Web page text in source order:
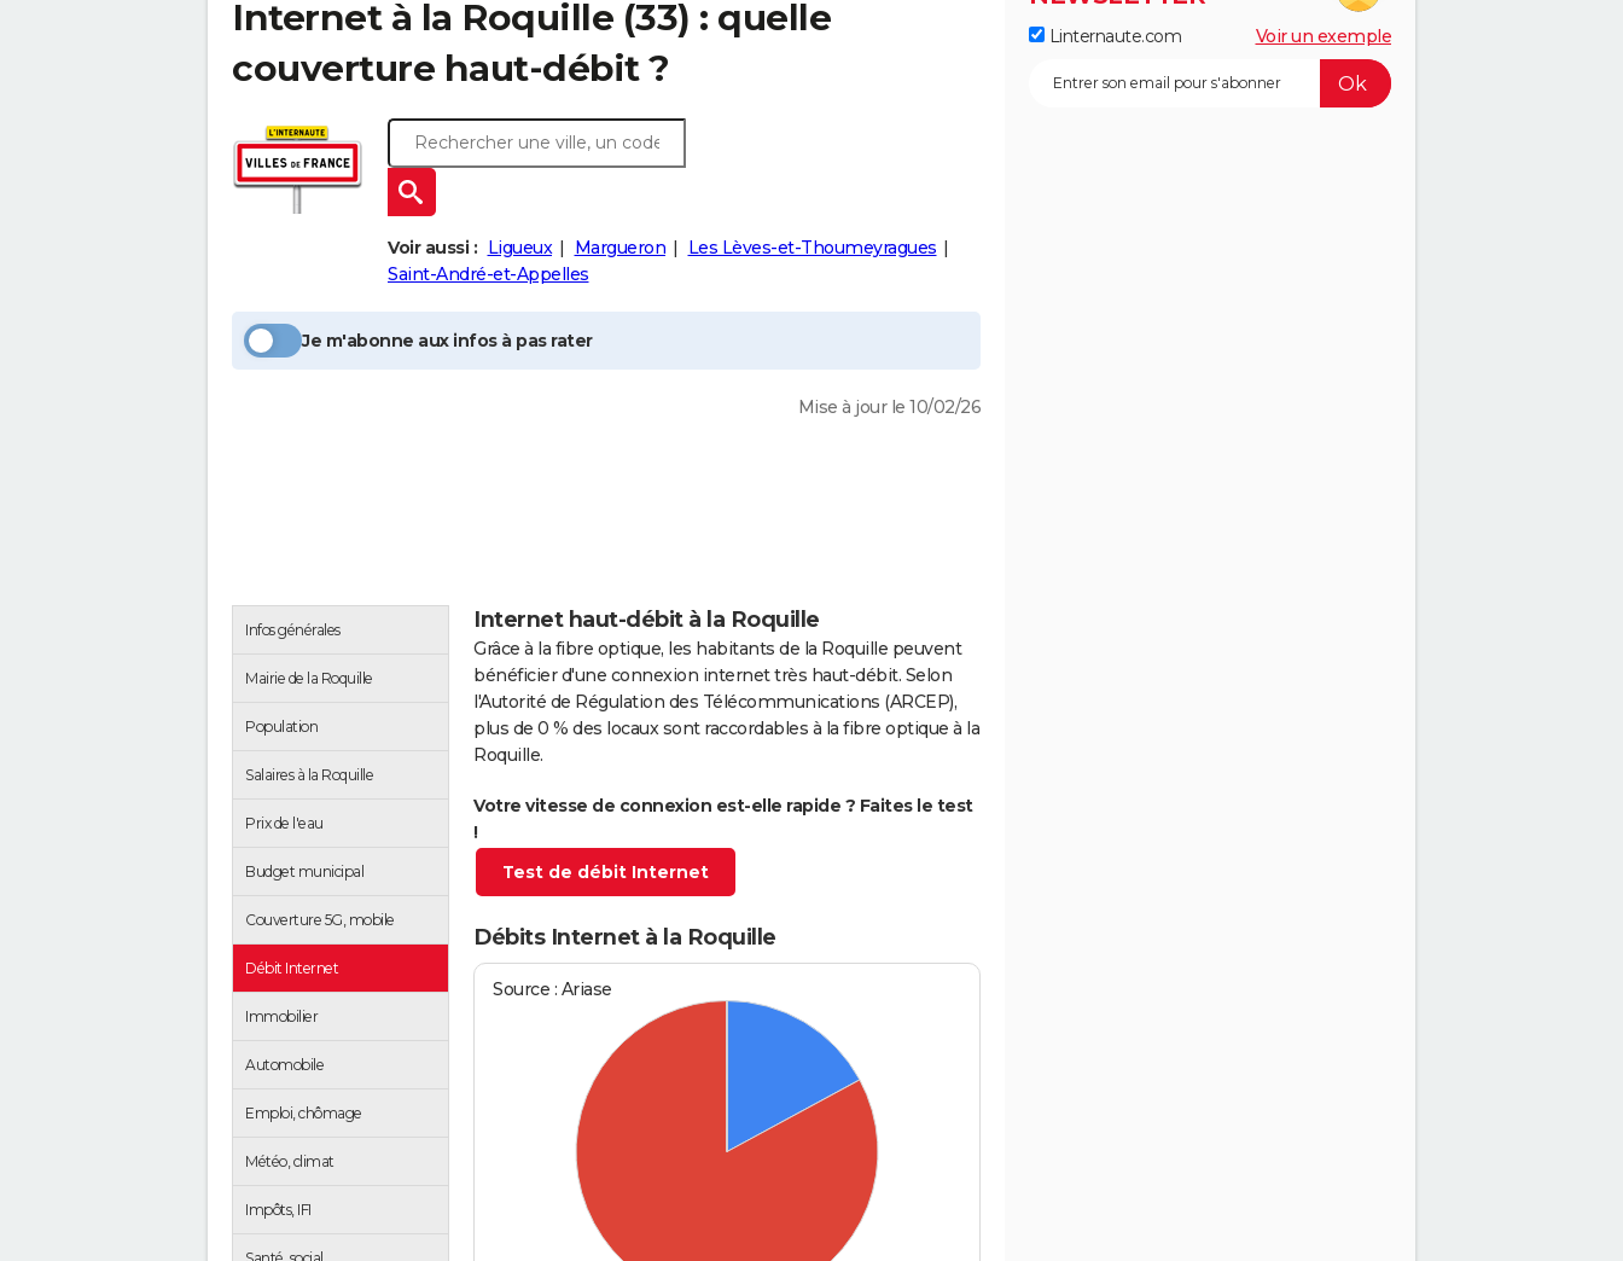
Internet à la Roquille (33) : quelle
couverture haut-débit ?
Voir aussi : Ligueux Margueron
Les Lèves-et-Thoumeyragues
Saint-André-et-Appelles
Je m'abonne aux infos à pas rater
Mise à jour le 10/02/26
Infos générales
Mairie de la Roquille
Population
Salaires à la Roquille
Prix de l'eau
Budget municipal
Couverture 5G, mobile
Débit Internet
Immobilier
Automobile
Emploi, chômage
Météo, climat
Impôts, IFI
Internet haut-débit à la Roquille
Grâce à la fibre optique, les habitants de la Roquille peuvent
bénéficier d'une connexion internet très haut-débit. Selon
l'Autorité de Régulation des Télécommunications (ARCEP),
plus de 0 % des locaux sont raccordables à la fibre optique à la
Roquille.
Votre vitesse de connexion est-elle rapide ? Faites le test
!
Test de débit Internet
Débits Internet à la Roquille
Source : Ariase
Linternaute.com Voir un exemple